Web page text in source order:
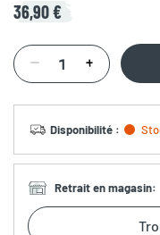
36,90 €
Disponibilité :
Retrait en magasin: